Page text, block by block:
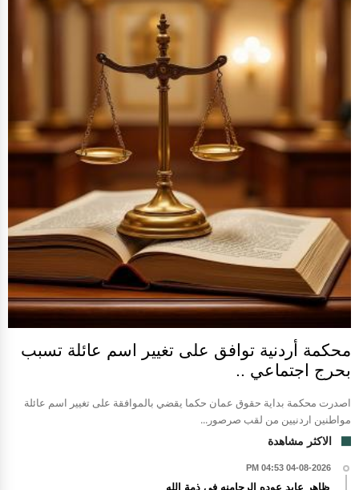
محكمة أردنية توافق على تغيير اسم عائلة تسبب
بحرج اجتماعي ..
اصدرت محكمة بداية حقوق عمان حكما يقضي بالموافقة على تغيير اسم عائلة
مواطنين اردنيين من لقب صرصور...
الاكثر مشاهدة
04-08-2026 04:53 PM
ظاهر عايد عوده الرحامنه في ذمة الله